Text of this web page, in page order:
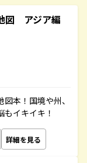
図 アジア編
本！国境や州、
イキイキ！
詳細を見る